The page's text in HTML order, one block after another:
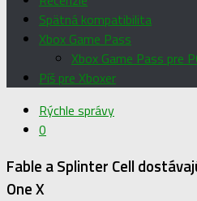
Spätná kompatibilita
Xbox Game Pass
Xbox Game Pass pre
Píš pre Xboxer
Rýchle správy
0
Fable a Splinter Cell
One X